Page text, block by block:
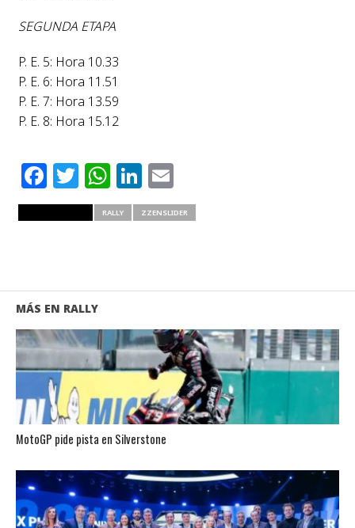
SEGUNDA ETAPA
P. E. 5: Hora 10.33
P. E. 6: Hora 11.51
P. E. 7: Hora 13.59
P. E. 8: Hora 15.12
Facebook
Twitter
WhatsApp
LinkedIn
Email
RALLY ZZENSLIDER
MÁS EN RALLY
MotoGP pide pista en Silverstone